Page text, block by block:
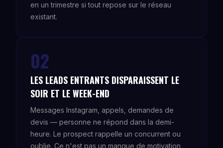
en un trimestre si tout repose sur le réseau
existant.
02
LES LEADS ENTRANTS DISPARAISSENT LE
SOIR ET LE WEEK-END
Messages Instagram, appels, demandes de
devis — personne ne répond dans la demi-
heure. Le prospect rappelle un concurrent ou
oublie. Ce n'est pas un manque de motivation,